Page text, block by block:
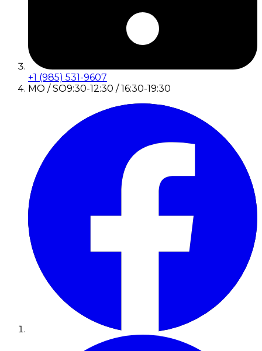
+1 (985) 531-9607
MO / SO9:30-12:30 / 16:30-19:30